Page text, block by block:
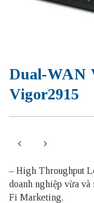
Dual-WAN
Vigor2915
– High Throughput
doanh nghiệp vừa
Fi Marketing.